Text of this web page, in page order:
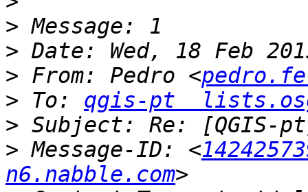
>
>
> From: Pedro <
> To: qgis-pt
>
> Message-ID: <
n6.nabble.com